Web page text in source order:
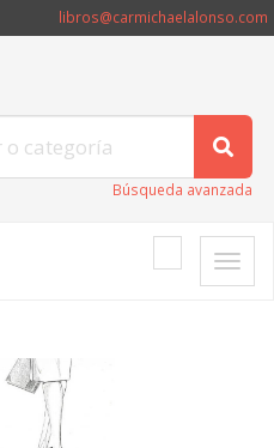
libros@carmichaelalonso.com
Búsqueda avanzada
Toggle